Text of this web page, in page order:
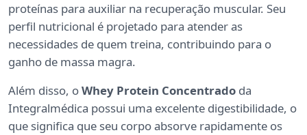
proteínas para auxiliar na recuperação muscular. Seu
perfil nutricional é projetado para atender as
necessidades de quem treina, contribuindo para o
ganho de massa magra.
Além disso, oWhey Protein Concentrado da
Integralmédica possui uma excelente digestibilidade, o
que significa que seu corpo absorve rapidamente os